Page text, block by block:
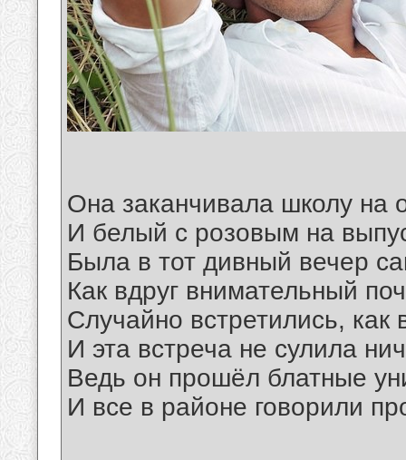
Она заканчивала школу на
И белый с розовым на
Была в тот дивный вечер
Как вдруг внимательный
Случайно встретились, как
И эта встреча не сулила
Ведь он прошёл блатные
И все в районе говорили